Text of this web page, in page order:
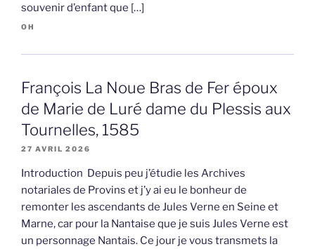
souvenir d’enfant que […]
OH
François La Noue Bras de Fer époux
de Marie de Luré dame du Plessis aux
Tournelles, 1585
27 AVRIL 2026
Introduction Depuis peu j’étudie les Archives
notariales de Provins et j’y ai eu le bonheur de
remonter les ascendants de Jules Verne en Seine et
Marne, car pour la Nantaise que je suis Jules Verne est
un personnage Nantais. Ce jour je vous transmets la